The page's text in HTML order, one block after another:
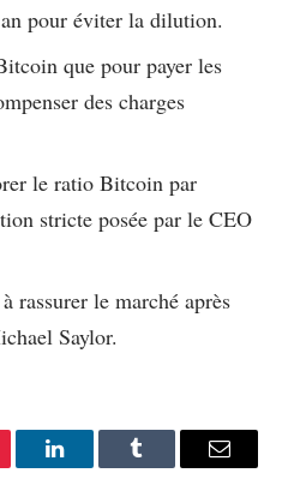
pour éviter la dilution.
que pour payer les
des charges
le ratio Bitcoin par
stricte posée par le CEO
rassurer le marché après
Saylor.
LinkedInTumblr Email